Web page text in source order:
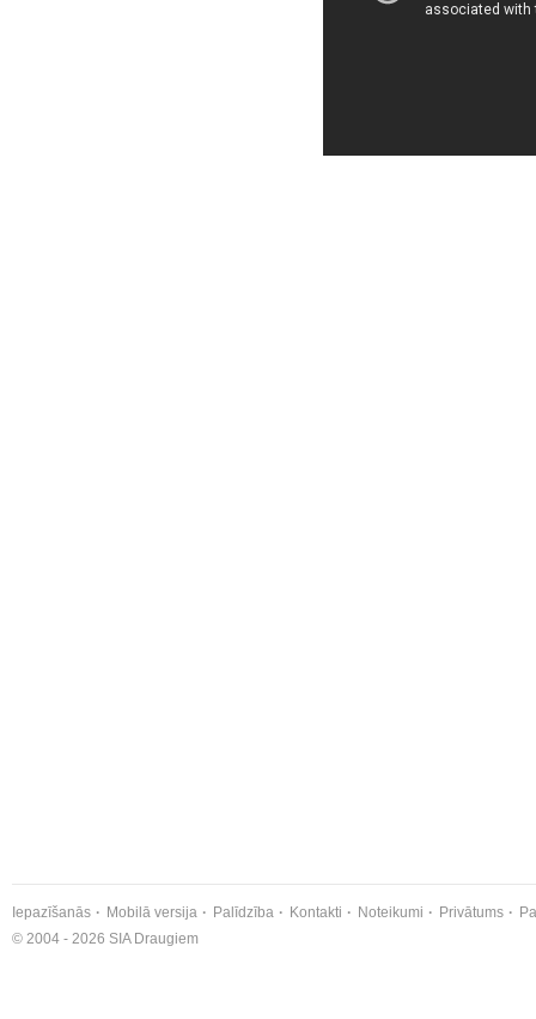
Iepazīšanās Mobilā versija Palīdzība Kontakti Noteikumi Privātums
© 2004 - 2026 SIA Draugiem